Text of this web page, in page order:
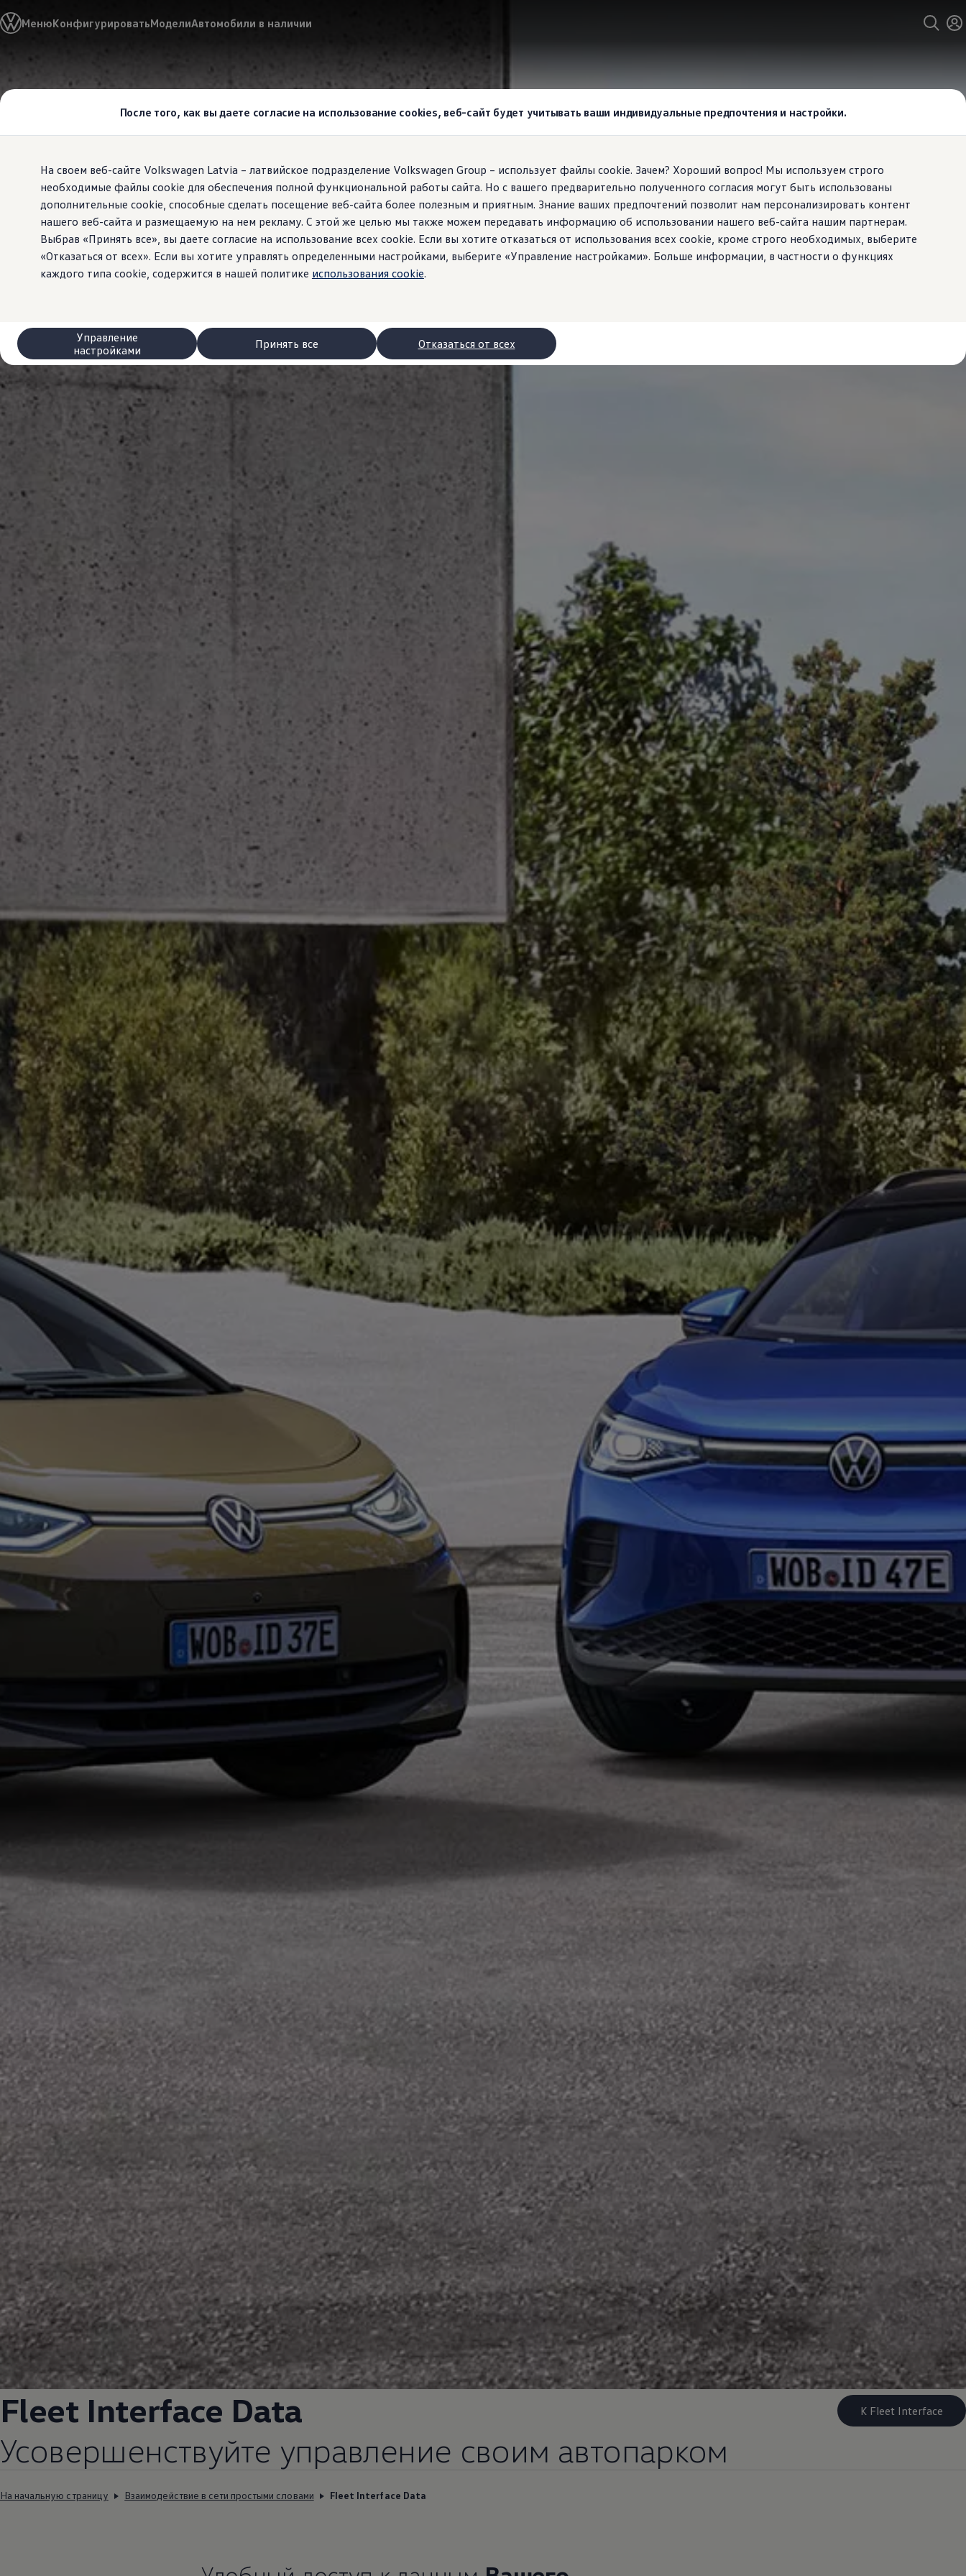
После того, как вы даете согласие на использование cookies, веб-сайт будет учитывать ваши индивидуальные предпочтения и настройки.
На своем веб-сайте Volkswagen Latvia – латвийское подразделение Volkswagen Group – использует файлы cookie. Зачем? Хороший вопрос! Мы используем строго
необходимые файлы cookie для обеспечения полной функциональной работы сайта. Но с вашего предварительно полученного согласия могут быть использованы
дополнительные cookie, способные сделать посещение веб-сайта более полезным и приятным. Знание ваших предпочтений позволит нам персонализировать контент
нашего веб-сайта и размещаемую на нем рекламу. С этой же целью мы также можем передавать информацию об использовании нашего веб-сайта нашим партнерам.
Выбрав «Принять все», вы даете согласие на использование всех cookie. Если вы хотите отказаться от использования всех cookie, кроме строго необходимых, выберите
«Отказаться от всех». Если вы хотите управлять определенными настройками, выберите «Управление настройками». Больше информации, в частности о функциях
каждого типа cookie, содержится в нашей политике использования cookie.
Принять все Отказаться от всех
Управление
настройками
Перейти к
основному
Перейти к
нижнему
МенюКонфигурироватьМоделиАвтомобили в наличии
Выбери свой Volkswagen
Модельный ряд
Автомобильный онлайн-магазин Volkswagen
Предложения и услуги
Автомобильный онлайн-магазин Volkswagen
Лизинг Volkswagen
Взаимодействие в сети простыми словами
VW Connect
Активация
Все службы
VW Connect для Вашего ID.
Обновления (Upgrades)
Car-Net
App-Connect
Fleet Interface Data
Сервис и запчасти
Преимущества Volkswagen
Техобслуживание
Ремонт и проверки
Моторное масло и технические жидкости
Колеса и шины
Помощь при авариях и поломках
Обслуживание автомобилей
Аксессуары
Защита кузова и салона
Решения для перевозки и багажа
Развлечения и электроника
Персонализация
Настенная зарядная станция и кабели для зарядки
Важная информация для клиентов
Переработка и возврат продукции
Кампании по отзыву автомобилей
Предупредительные и контрольные индикаторы
Обновления программного обеспечения
Обновления программного обеспечения для автомобилей с двигателями внутреннего сгорания
Электронное руководство
myVolkswagen
Отзыв подушек Takata по соображениям безопасности
Fleet Interface Data
Усовершенствуйте управление своим автопарком
К Fleet Interface
На начальную страницу Взаимодействие в сети простыми словами Fleet Interface Data